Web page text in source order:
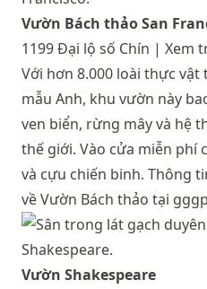
Vườn Bách thảo San
1199 Đại lộ số Chín | Xem
Với hơn 8.000 loài thực
mẫu Anh, khu vườn này
ven biển, rừng mây và hệ
thế giới. Vào cửa miễn phí
và cựu chiến binh. Thông
về Vườn Bách thảo tại
Vườn Shakespeare